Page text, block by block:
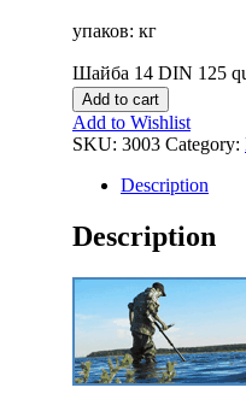
упаков: кг
Шайба 14 DIN 125
Add to cart
Add to Wishlist
SKU: 3003 Category:
Description
Description